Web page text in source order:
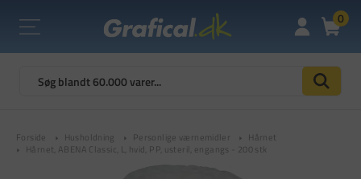
0
Forside Husholdning Personlige værnemidler
Hårnet
Hårnet, ABENA Classic, L, hvid, PP, usteril, engangs - 200 stk